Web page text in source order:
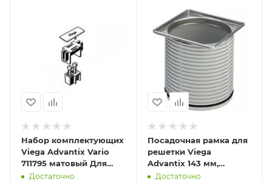
Набор комплектующих
Viega Advantix Vario
711795 матовый Для
соед. 2-х и более
Достаточно
Посадочная рамка для
решетки Viega
Advantix 143 мм,
арт.488994 (4949.1)
Достаточно